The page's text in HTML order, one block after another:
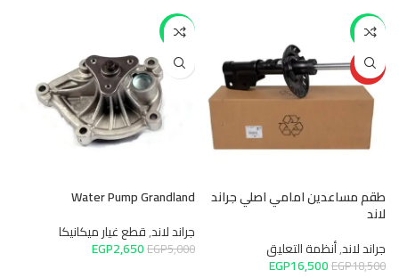
-11%
HOT
طقم مساعدين امامي اصلي جراند
لاند
جراند لاند,أنظمة التعليق
EGP18,500
EGP16,500
-47%
Water Pump Grandland
جراند لاند,قطع غيار ميكانيكا
EGP5,000
EGP2,650